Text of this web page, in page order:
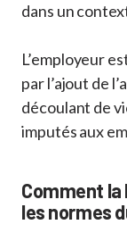
dans un
L’employeur
par l’ajout de
découlant de
imputés aux
Comment
les normes